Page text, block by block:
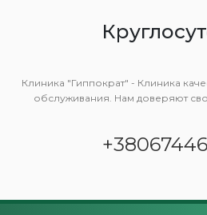
Клиника "Гиппократ" - Клиника
обслуживания. Нам доверяют